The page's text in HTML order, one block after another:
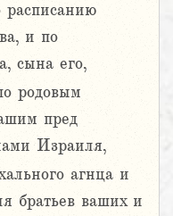
и по
сына его,
родовым
пред
Израиля,
агнца и
братьев ваших и